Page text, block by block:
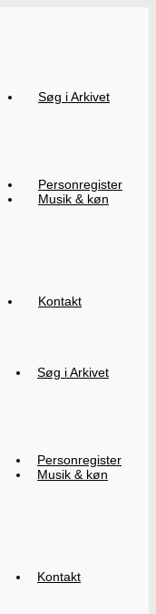
Søg i Arkivet
Personregister
Musik & køn
Kontakt
Søg i Arkivet
Personregister
Musik & køn
Kontakt